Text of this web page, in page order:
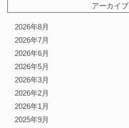
アーカイブ
2026年8月
2026年7月
2026年6月
2026年5月
2026年3月
2026年2月
2026年1月
2025年9月